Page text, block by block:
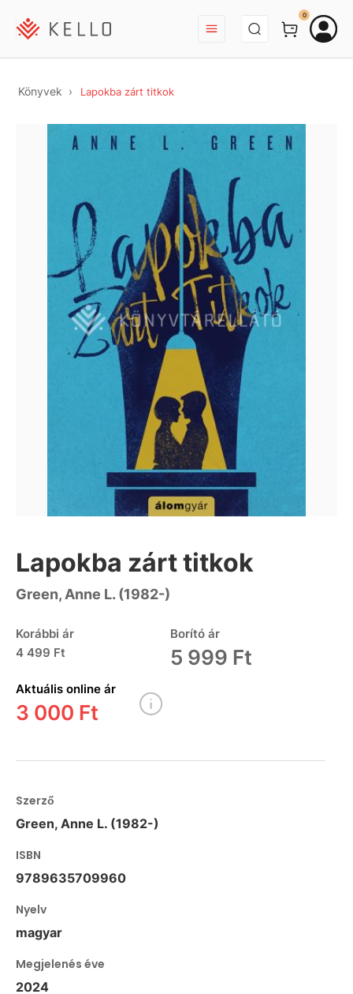
BEJELENTKEZÉS
0
Könyvek Lapokba zárt titkok
Lapokba zárt titkok
Green, Anne L. (1982-)
Korábbi ár
4 499 Ft
Borító ár
5 999 Ft
Aktuális online ár
3 000 Ft
Szerző
Green, Anne L. (1982-)
ISBN
9789635709960
Nyelv
magyar
Megjelenés éve
2024